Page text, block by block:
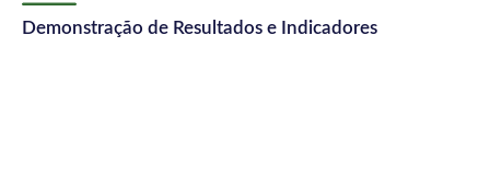
Demonstração de Resultados e Indicadores